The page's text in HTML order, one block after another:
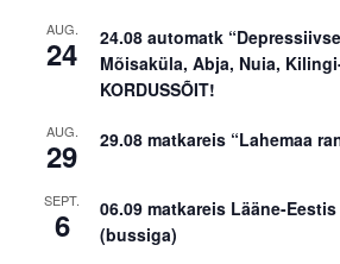
AUG.
24
24.08 automatk
Mõisaküla, Abja, Nuia,
KORDUSSÕIT!
AUG.
29 29.08 matkareis “Lahemaa
SEPT.
6
06.09 matkareis Lääne-
(bussiga)